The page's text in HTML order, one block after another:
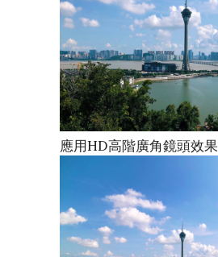
應用HD高階廣角鏡頭效果